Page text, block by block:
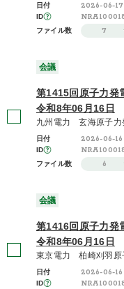
日付 2026-06-17
ID
ファイル数 7
会議
第1415回原子力発
令和8年06月16日
九州電力 玄海原子力
日付 2026-06-16
ID
ファイル数 6
会議
第1416回原子力発
令和8年06月16日
東京電力 柏崎刈羽原
日付 2026-06-16
ID